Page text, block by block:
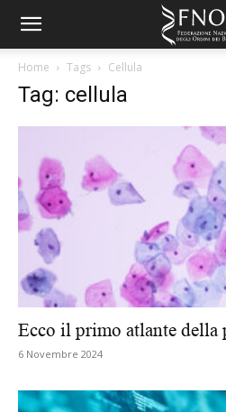
Home Tags Cellula
Tag: cellula
Ecco il primo atlante della
6 Novembre 2024